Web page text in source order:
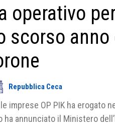
operativo
scorso
Repubblica Ceca
imprese OP PIK ha erogato
annunciato il Ministero